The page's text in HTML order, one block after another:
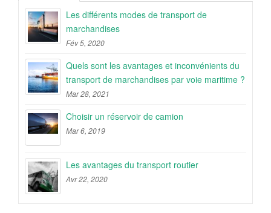
Les différents modes de transport de
marchandises
Fév 5, 2020
Quels sont les avantages et inconvénients du
transport de marchandises par voie maritime ?
Mar 28, 2021
Choisir un réservoir de camion
Mar 6, 2019
Les avantages du transport routier
Avr 22, 2020